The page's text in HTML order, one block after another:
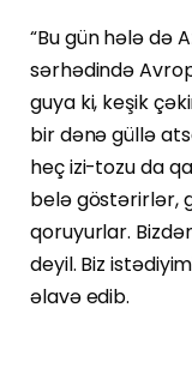
“Bu gün hələ də
sərhədində
guya ki, keşik
bir dənə güllə
heç izi-tozu da
belə göstərirlər,
qoruyurlar.
deyil. Biz
əlavə edib.